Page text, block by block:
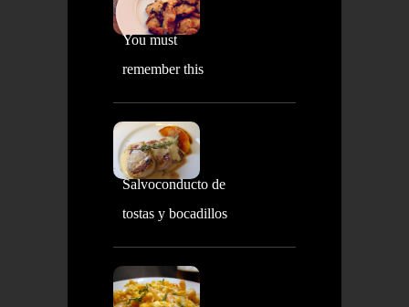
You must
remember this
Salvoconducto de
tostas y bocadillos